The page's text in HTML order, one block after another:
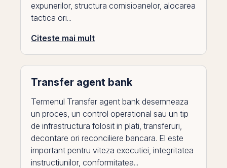
expunerilor, structura comisioanelor, alocarea
tactica ori...
Citeste mai mult
Transfer agent bank
Termenul Transfer agent bank desemneaza
un proces, un control operational sau un tip
de infrastructura folosit in plati, transferuri,
decontare ori reconciliere bancara. El este
important pentru viteza executiei, integritatea
instructiunilor, conformitatea...